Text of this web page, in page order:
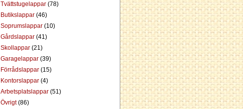
Tvättstugelappar (78)
Butikslappar (46)
Soprumslappar (10)
Gårdslappar (41)
Skollappar (21)
Garagelappar (39)
Förrådslappar (15)
Kontorslappar (4)
Arbetsplatslappar (51)
Övrigt(86)